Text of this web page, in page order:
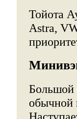
Тойота
Astra,
Большой
обычной